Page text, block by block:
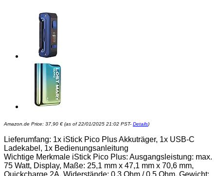
Amazon.de Price: 37,90 € (as of 22/01/2025 21:02 PST- Details)
Lieferumfang: 1x iStick Pico Plus Akkuträger, 1x USB-C
Ladekabel, 1x Bedienungsanleitung
Wichtige Merkmale iStick Pico Plus: Ausgangsleistung: max.
75 Watt, Display, Maße: 25,1 mm x 47,1 mm x 70,6 mm,
Quickcharge 2A, Widerstände: 0,3 Ohm / 0,5 Ohm, Gewicht: